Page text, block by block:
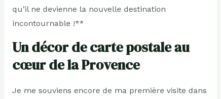
qu’il ne devienne la nouvelle destination
incontournable !**
Un décor de carte postale au
cœur de la Provence
Je me souviens encore de ma première visite dans